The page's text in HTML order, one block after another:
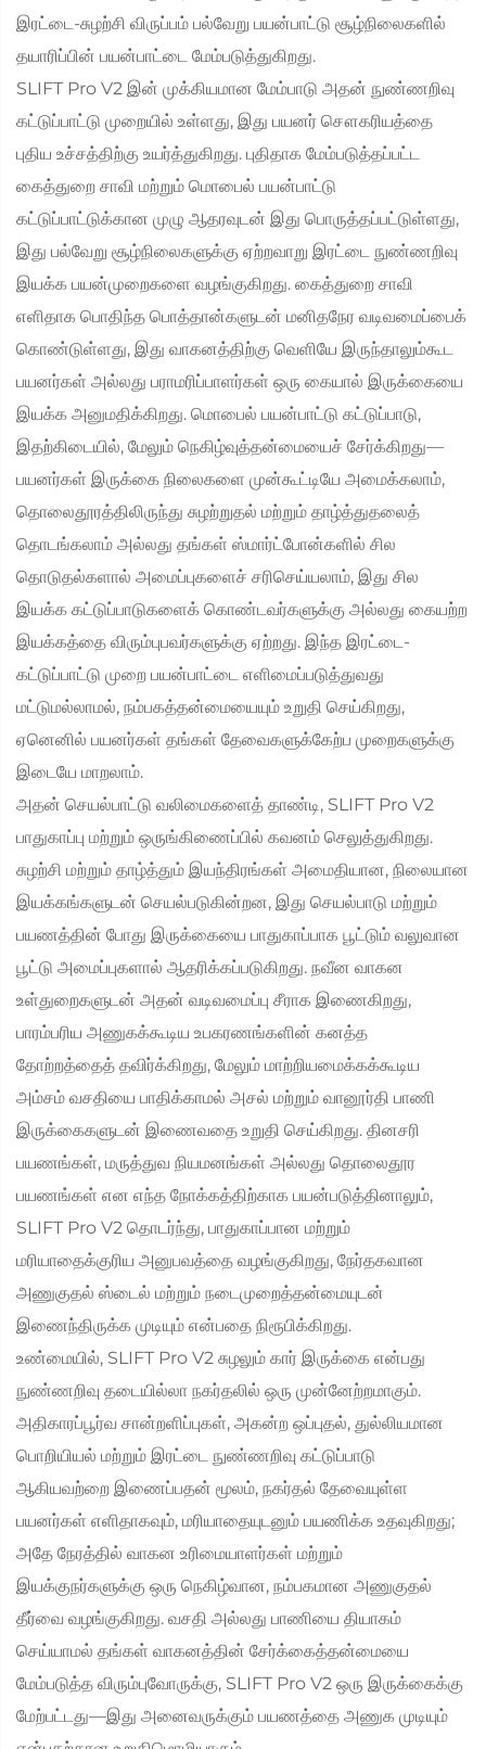
இரட்டை-சுழற்சி விருப்பம் பல்வேறு பயன்பாட்டு சூழ்நிலைகளில்
தயாரிப்பின் பயன்பாட்டை மேம்படுத்துகிறது.
SLIFT Pro V2 இன் முக்கியமான மேம்பாடு அதன் நுண்ணறிவு
கட்டுப்பாட்டு முறையில் உள்ளது, இது பயனர் சௌகரியத்தை
புதிய உச்சத்திற்கு உயர்த்துகிறது. புதிதாக மேம்படுத்தப்பட்ட
கைத்துறை சாவி மற்றும் மொபைல் பயன்பாட்டு
கட்டுப்பாட்டுக்கான முழு ஆதரவுடன் இது பொருத்தப்பட்டுள்ளது,
இது பல்வேறு சூழ்நிலைகளுக்கு ஏற்றவாறு இரட்டை நுண்ணறிவு
இயக்க பயன்முறைகளை வழங்குகிறது. கைத்துறை சாவி
எளிதாக பொதிந்த பொத்தான்களுடன் மனிதநேர வடிவமைப்பைக்
கொண்டுள்ளது, இது வாகனத்திற்கு வெளியே இருந்தாலும்கூட
பயனர்கள் அல்லது பராமரிப்பாளர்கள் ஒரு கையால் இருக்கையை
இயக்க அனுமதிக்கிறது. மொபைல் பயன்பாட்டு கட்டுப்பாடு,
இதற்கிடையில், மேலும் நெகிழ்வுத்தன்மையைச் சேர்க்கிறது—
பயனர்கள் இருக்கை நிலைகளை முன்கூட்டியே அமைக்கலாம்,
தொலைதூரத்திலிருந்து சுழற்றுதல் மற்றும் தாழ்த்துதலைத்
தொடங்கலாம் அல்லது தங்கள் ஸ்மார்ட்போன்களில் சில
தொடுதல்களால் அமைப்புகளைச் சரிசெய்யலாம், இது சில
இயக்க கட்டுப்பாடுகளைக் கொண்டவர்களுக்கு அல்லது கையற்ற
இயக்கத்தை விரும்புபவர்களுக்கு ஏற்றது. இந்த இரட்டை-
கட்டுப்பாட்டு முறை பயன்பாட்டை எளிமைப்படுத்துவது
மட்டுமல்லாமல், நம்பகத்தன்மையையும் உறுதி செய்கிறது,
ஏனெனில் பயனர்கள் தங்கள் தேவைகளுக்கேற்ப முறைகளுக்கு
இடையே மாறலாம்.
அதன் செயல்பாட்டு வலிமைகளைத் தாண்டி, SLIFT Pro V2
பாதுகாப்பு மற்றும் ஒருங்கிணைப்பில் கவனம் செலுத்துகிறது.
சுழற்சி மற்றும் தாழ்த்தும் இயந்திரங்கள் அமைதியான, நிலையான
இயக்கங்களுடன் செயல்படுகின்றன, இது செயல்பாடு மற்றும்
பயணத்தின் போது இருக்கையை பாதுகாப்பாக பூட்டும் வலுவான
பூட்டு அமைப்புகளால் ஆதரிக்கப்படுகிறது. நவீன வாகன
உள்துறைகளுடன் அதன் வடிவமைப்பு சீராக இணைகிறது,
பாரம்பரிய அணுகக்கூடிய உபகரணங்களின் கனத்த
தோற்றத்தைத் தவிர்க்கிறது, மேலும் மாற்றியமைக்கக்கூடிய
அம்சம் வசதியை பாதிக்காமல் அசல் மற்றும் வானூர்தி பாணி
இருக்கைகளுடன் இணைவதை உறுதி செய்கிறது. தினசரி
பயணங்கள், மருத்துவ நியமனங்கள் அல்லது தொலைதூர
பயணங்கள் என எந்த நோக்கத்திற்காக பயன்படுத்தினாலும்,
SLIFT Pro V2 தொடர்ந்து, பாதுகாப்பான மற்றும்
மரியாதைக்குரிய அனுபவத்தை வழங்குகிறது, நேர்தகவான
அணுகுதல் ஸ்டைல் மற்றும் நடைமுறைத்தன்மையுடன்
இணைந்திருக்க முடியும் என்பதை நிரூபிக்கிறது.
உண்மையில், SLIFT Pro V2 சுழலும் கார் இருக்கை என்பது
நுண்ணறிவு தடையில்லா நகர்தலில் ஒரு முன்னேற்றமாகும்.
அதிகாரப்பூர்வ சான்றளிப்புகள், அகன்ற ஒப்புதல், துல்லியமான
பொறியியல் மற்றும் இரட்டை நுண்ணறிவு கட்டுப்பாடு
ஆகியவற்றை இணைப்பதன் மூலம், நகர்தல் தேவையுள்ள
பயனர்கள் எளிதாகவும், மரியாதையுடனும் பயணிக்க உதவுகிறது;
அதே நேரத்தில் வாகன உரிமையாளர்கள் மற்றும்
இயக்குநர்களுக்கு ஒரு நெகிழ்வான, நம்பகமான அணுகுதல்
தீர்வை வழங்குகிறது. வசதி அல்லது பாணியை தியாகம்
செய்யாமல் தங்கள் வாகனத்தின் சேர்க்கைத்தன்மையை
மேம்படுத்த விரும்புவோருக்கு, SLIFT Pro V2 ஒரு இருக்கைக்கு
மேற்பட்டது—இது அனைவருக்கும் பயணத்தை அணுக முடியும்